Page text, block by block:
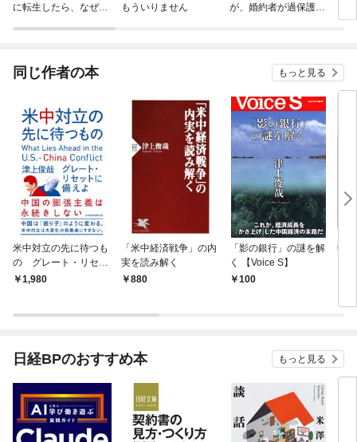
に転生したら、なぜか
もういりません
が、婚約者が過保護す
同じ作者の本 もっと見る
米中対立の先に待つも
の グレート・リセッ
トに備えよ
1,980
「米中経済戦争」の内
実を読み解く
880
「影の銀行」の謎を解
く 【Voice S】
100
中
日経BPのおすすめ本 もっと見る